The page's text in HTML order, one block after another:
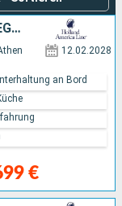
GRIECHENLAND, KROATIEN, MONTENEGRO, ITALIEN
12.02.2028
€
an Bord